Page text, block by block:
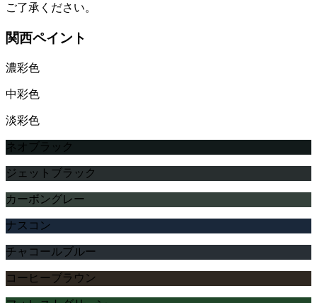
ご了承ください。
関西ペイント
濃彩色
中彩色
淡彩色
ネオブラック
ジェットブラック
カーボングレー
ナスコン
チャコールブルー
コーヒーブラウン